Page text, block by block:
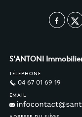
S'ANTONI
TÉLÉPHONE
04 67 01 69 19
EMAIL